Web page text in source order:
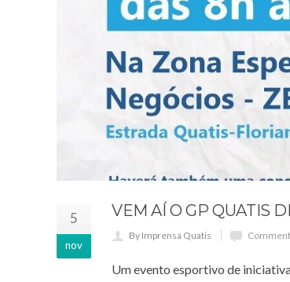
5
nov
VEM AÍ O GP QUATIS
By Imprensa Quatis
Um evento esportivo de